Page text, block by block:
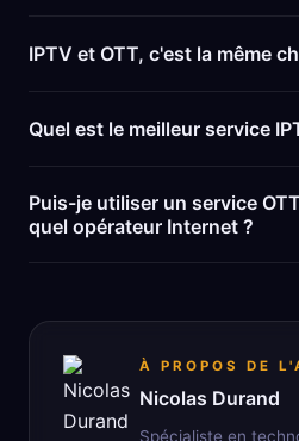
IPTV et OTT, c'est la même
Quel est le meilleur service
Puis-je utiliser un service
quel opérateur Internet ?
À PROPOS DE
Nicolas Durand
Spécialiste en